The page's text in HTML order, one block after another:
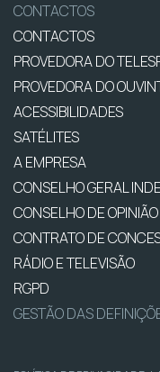
CONTACTOS
CONTACTOS
PROVEDORA DO
PROVEDORA DO
ACESSIBILIDADES
SATÉLITES
A EMPRESA
CONSELHO GERAL
CONSELHO DE OPINIÃO
CONTRATO DE
RÁDIO E TELEVISÃO
RGPD
GESTÃO DAS